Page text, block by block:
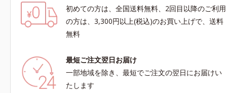
初めての方は、全国送料無料、2回目以降のご利用
の方は、3,300円以上(税込)のお買い上げで、送料
無料
最短ご注文翌日お届け
一部地域を除き、最短でご注文の翌日にお届けい
たします